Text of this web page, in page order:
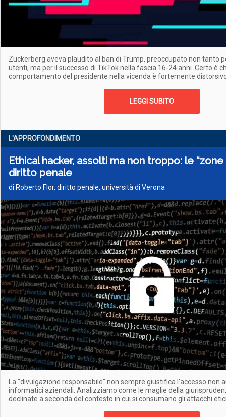
Zuckerberg aveva plaudito al ban di Trump, preoccupato non tanto
utenti, ma per il successo di TikTok nella fascia 16-24 anni. Certo è
comportamento del presidente nella vicenda è fortemente
LEGGI SUBITO
L'APPROFONDIMENTO
Ethical hacker, assolti ma non troppo: le
diritto penale
di Roberto Flor, diritto penale, università di Verona
La "divulgazione responsabile" non sempre giustifica l'accesso non
informatici aziendali. Analizziamo come le maglie della
declinate a seconda del contesto in cui si consumano gli attacchi